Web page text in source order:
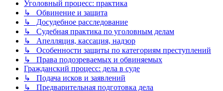
Уголовный процесс: практика
↳ Обвинение и защита
↳ Досудебное расследование
↳ Судебная практика по уголовным делам
↳ Апелляция, кассация, надзор
↳ Особенности защиты по категориям преступлений
↳ Права подозреваемых и обвиняемых
Гражданский процесс: дела в суде
↳ Подача исков и заявлений
↳ Предварительная подготовка дела